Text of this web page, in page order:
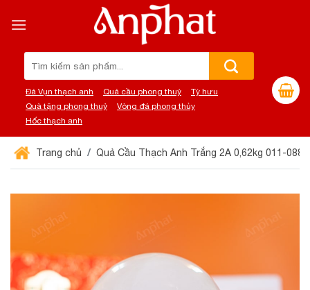
đến
Đá Vụn thạch anh Quả cầu phong thuỷ
Tỳ hưu
Quà tặng phong thuỷ
Vòng đá phong thủy
Hốc thạch anh
Trang chủ Quả Cầu Thạch Anh Trắng 2A 0,62kg 011-